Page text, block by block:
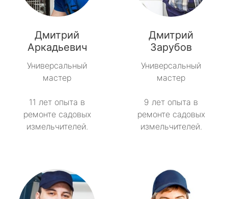
Синявино
Советский
Тайцы
Толмачёво
Фёдоровское
Форносово
Дмитрий
Аркадьевич
Универсальный
мастер
11 лет опыта в
ремонте садовых
измельчителей.
Дмитрий
Зарубов
Универсальный
мастер
9 лет опыта в
ремонте садовых
измельчителей.